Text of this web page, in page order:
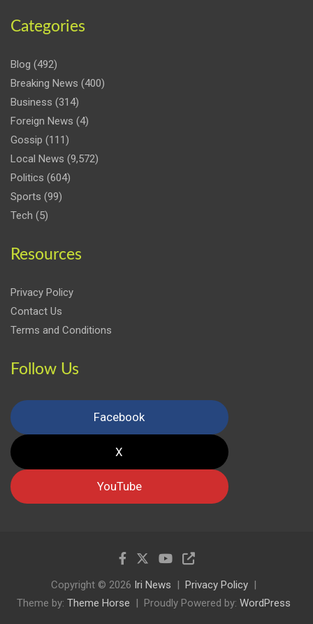
Categories
Blog (492)
Breaking News (400)
Business (314)
Foreign News (4)
Gossip (111)
Local News (9,572)
Politics (604)
Sports (99)
Tech (5)
Resources
Privacy Policy
Contact Us
Terms and Conditions
Follow Us
Facebook
X
YouTube
Copyright © 2026 Iri News
Privacy Policy
Theme by: Theme Horse Proudly Powered by: WordPress